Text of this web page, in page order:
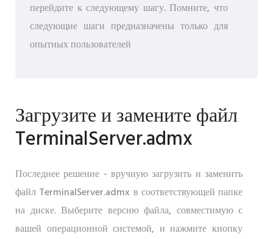
перейдите к следующему шагу. Помните, что
следующие шаги предназначены только для
опытных пользователей
Загрузите и замените файл
TerminalServer.admx
Последнее решение - вручную загрузить и заменить
файл TerminalServer.admx в соответствующей папке
на диске. Выберите версию файла, совместимую с
вашей операционной системой, и нажмите кнопку